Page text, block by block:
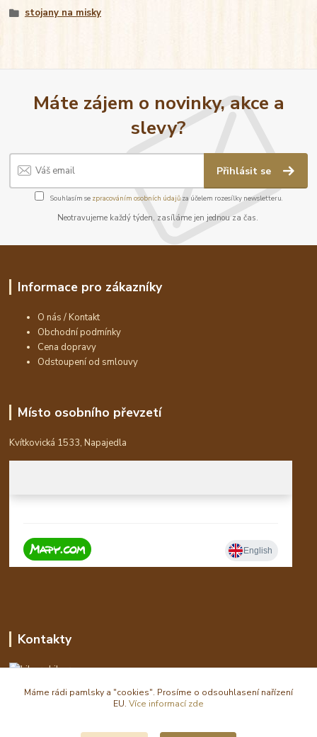
stojany na misky
Máte zájem o novinky, akce a
slevy?
Přihlásit se
Souhlasím se zpracováním osobních údajůza účelem rozesílky newsletteru.
Neotravujeme každý týden, zasíláme jen jednou za čas.
Informace pro zákazníky
O nás / Kontakt
Obchodní podmínky
Cena dopravy
Odstoupení od smlouvy
Místo osobního převzetí
Kvítkovická 1533, Napajedla
Kontakty
Libor
eshop(zavináč)waldi.cz
Máme rádi pamlsky a "cookies". Prosíme o odsouhlasení nařízení
EU. Více informací zde